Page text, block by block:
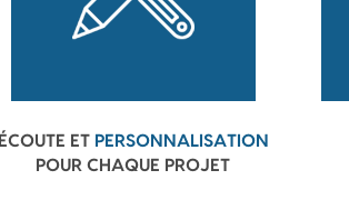
ÉCOUTE ET PERSONNALISATION
POUR CHAQUE PROJET